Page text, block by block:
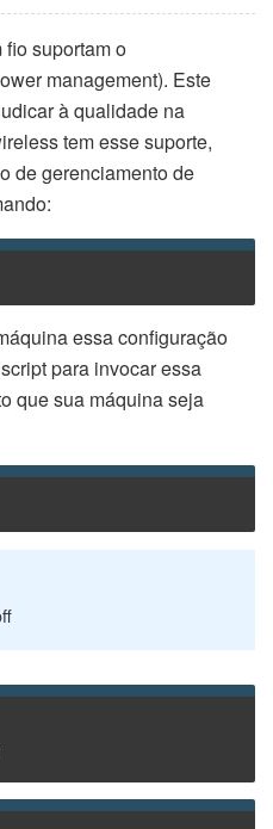
suportam o
management). Este
à qualidade na
tem esse suporte,
de gerenciamento de
essa configuração
para invocar essa
que sua máquina seja